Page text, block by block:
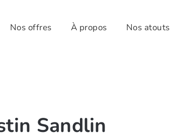
Nos offres À propos Nos atouts
Sandlin